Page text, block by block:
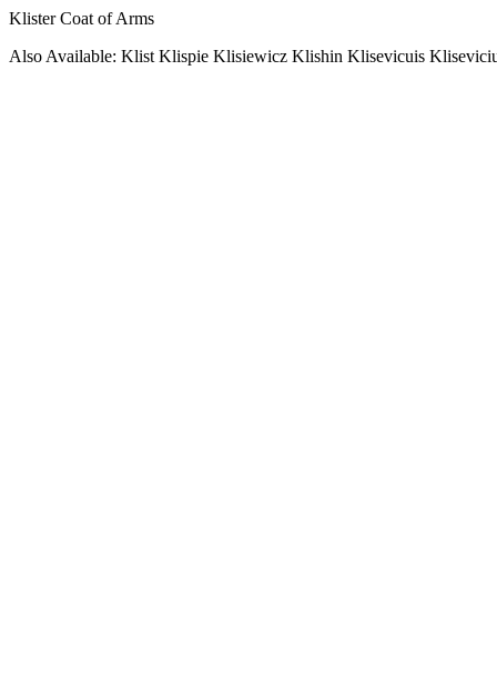
Klister Coat of Arms
Also Available: Klist Klispie Klisiewicz Klishin Klisevicuis